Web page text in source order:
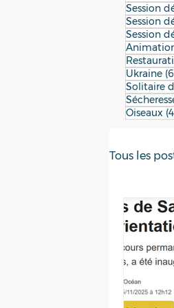
Session
Session
Session
Ukraine
Solitaire
Oiseaux
Tous les